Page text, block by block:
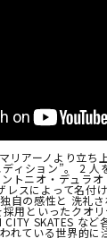
リアーノより立ち
ィション”。 2 人
トニオ・デュラ
レスによって名付
自の感性と 洗礼
用といったクオ
CITY SKATES な
れている世界的に